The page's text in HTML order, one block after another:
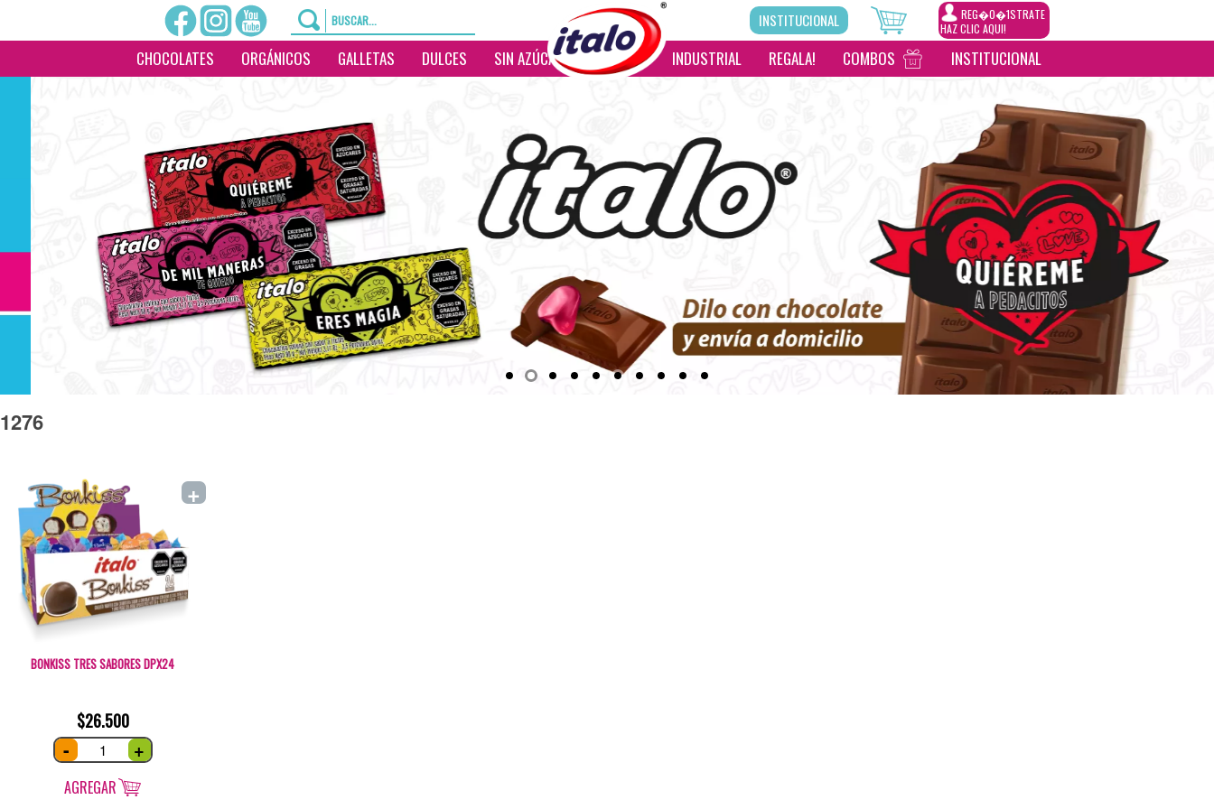
REG�0�1STRATE
HAZ CLIC AQUI!
INSTITUCIONAL
CHOCOLATES ORGÁNICOS GALLETAS DULCES SIN AZÚCAR __________ INDUSTRIAL REGALA! COMBOS INSTITUCIONAL
1276
BONKISS TRES SABORES DPX24
$26.500
- Bonkiss
tres
sabores
quantity
+
AGREGAR
+